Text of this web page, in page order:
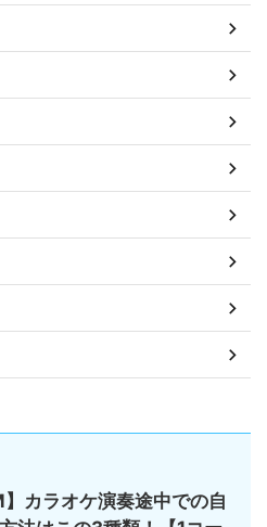
】カラオケ演奏途中での自